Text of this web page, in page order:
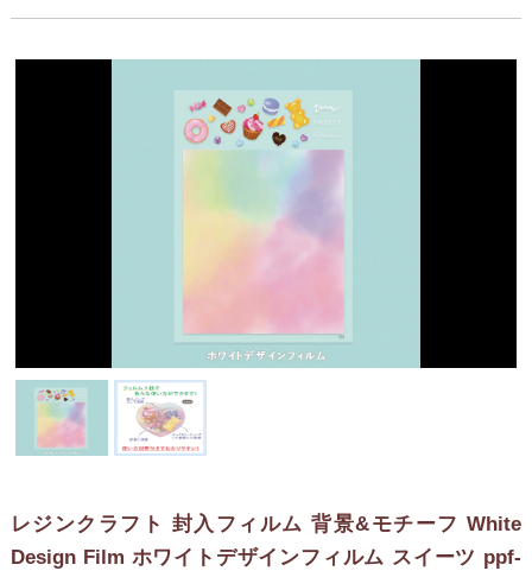
レジンクラフト 封入フィルム 背景&モチーフ White
Design Film ホワイトデザインフィルム スイーツ ppf-